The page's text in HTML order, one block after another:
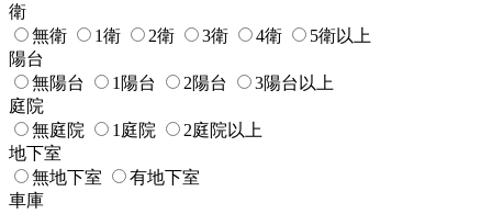
衛
無衛
1衛 2衛 3衛 4衛
5衛以上
陽台
無陽台
1陽台 2陽台
3陽台以上
庭院
無庭院
1庭院
2庭院以上
地下室
無地下室
有地下室
車庫